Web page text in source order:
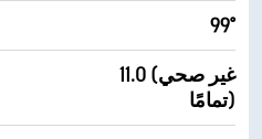
99°
11.0 (غير صحي
تمامًا)